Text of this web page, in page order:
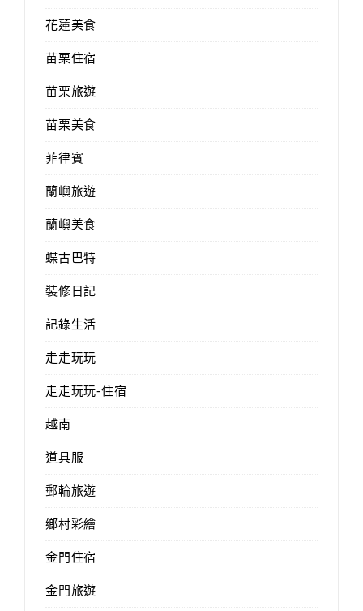
花蓮美食
苗栗住宿
苗栗旅遊
苗栗美食
菲律賓
蘭嶼旅遊
蘭嶼美食
蝶古巴特
裝修日記
記錄生活
走走玩玩
走走玩玩-住宿
越南
道具服
郵輪旅遊
鄉村彩繪
金門住宿
金門旅遊